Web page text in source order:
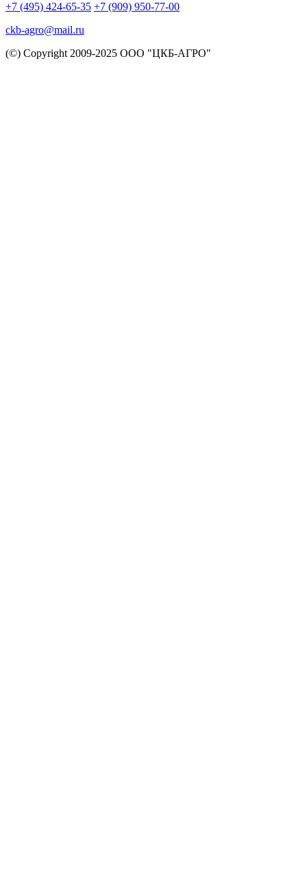
+7 (495) 424-65-35 +7 (909) 950-77-00
сkb-agro@mail.ru
(©) Copyright 2009-2025 ООО "ЦКБ-АГРО"